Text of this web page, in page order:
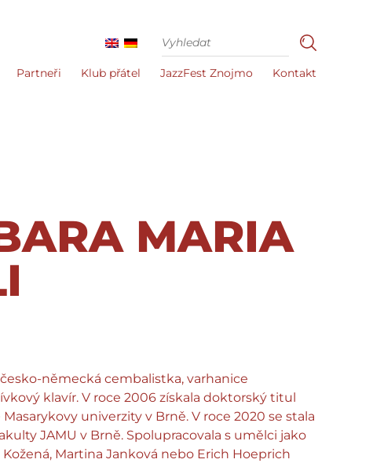
Partneři Klub přátel JazzFest Znojmo Kontakt
MARIA
německá cembalistka, varhanice
klavír. V roce 2006 získala doktorský titul
univerzity v Brně. V roce 2020 se stala
JAMU v Brně. Spolupracovala s umělci jako
Martina Janková nebo Erich Hoeprich